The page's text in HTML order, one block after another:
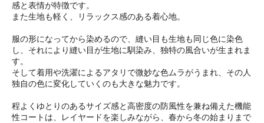
感と表情が特徴です。
また生地も軽く、リラックス感のある着心地。
服の形になってから染めるので、縫い目も生地も同じ色に染色
し、それにより縫い目が生地に馴染み、独特の風合いが生まれま
す。
そして着用や洗濯によるアタリで微妙な色ムラがうまれ、その人
独自の色に変化していくのも大きな魅力です。
程よくゆとりのあるサイズ感と高密度の防風性を兼ね備えた機能
性コートは、レイヤードを楽しみながら、春から冬の始まりまで